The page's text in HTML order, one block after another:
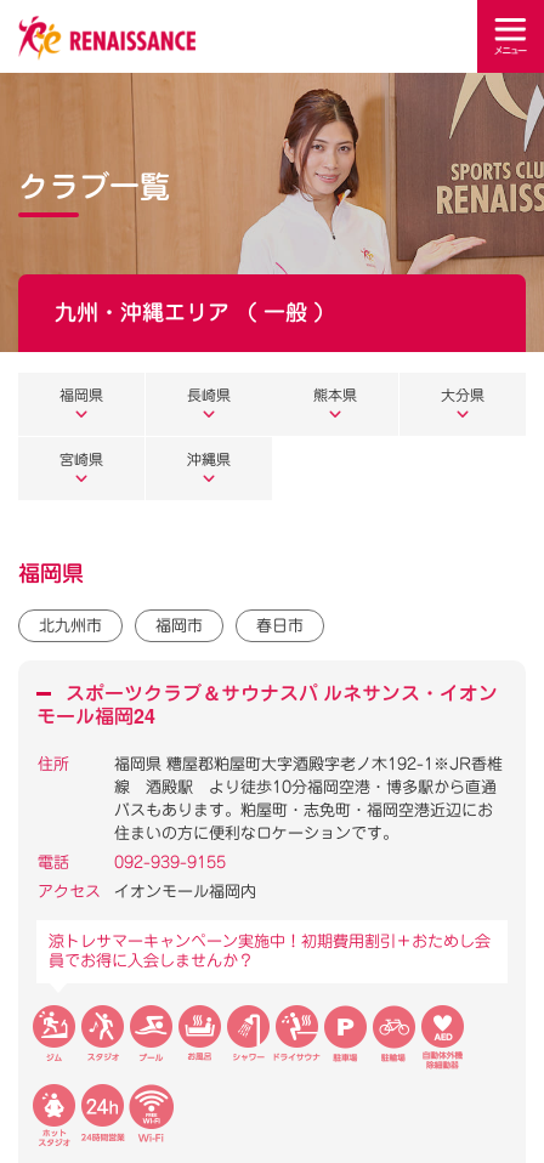
クラブ一覧
九州・沖縄エリア （ 一般 ）
福岡県 長崎県 熊本県 大分県
宮崎県 沖縄県
福岡県
北九州市 福岡市 春日市
スポーツクラブ＆サウナスパ ルネサンス・イオン
モール福岡24
住所
福岡県 糟屋郡粕屋町大字酒殿字老ノ木192-1※JR香椎
線 酒殿駅 より徒歩10分福岡空港・博多駅から直通
バスもあります。粕屋町・志免町・福岡空港近辺にお
住まいの方に便利なロケーションです。
電話
092-939-9155
アクセス
イオンモール福岡内
涼トレサマーキャンペーン実施中！初期費用割引＋おためし会
員でお得に入会しませんか？